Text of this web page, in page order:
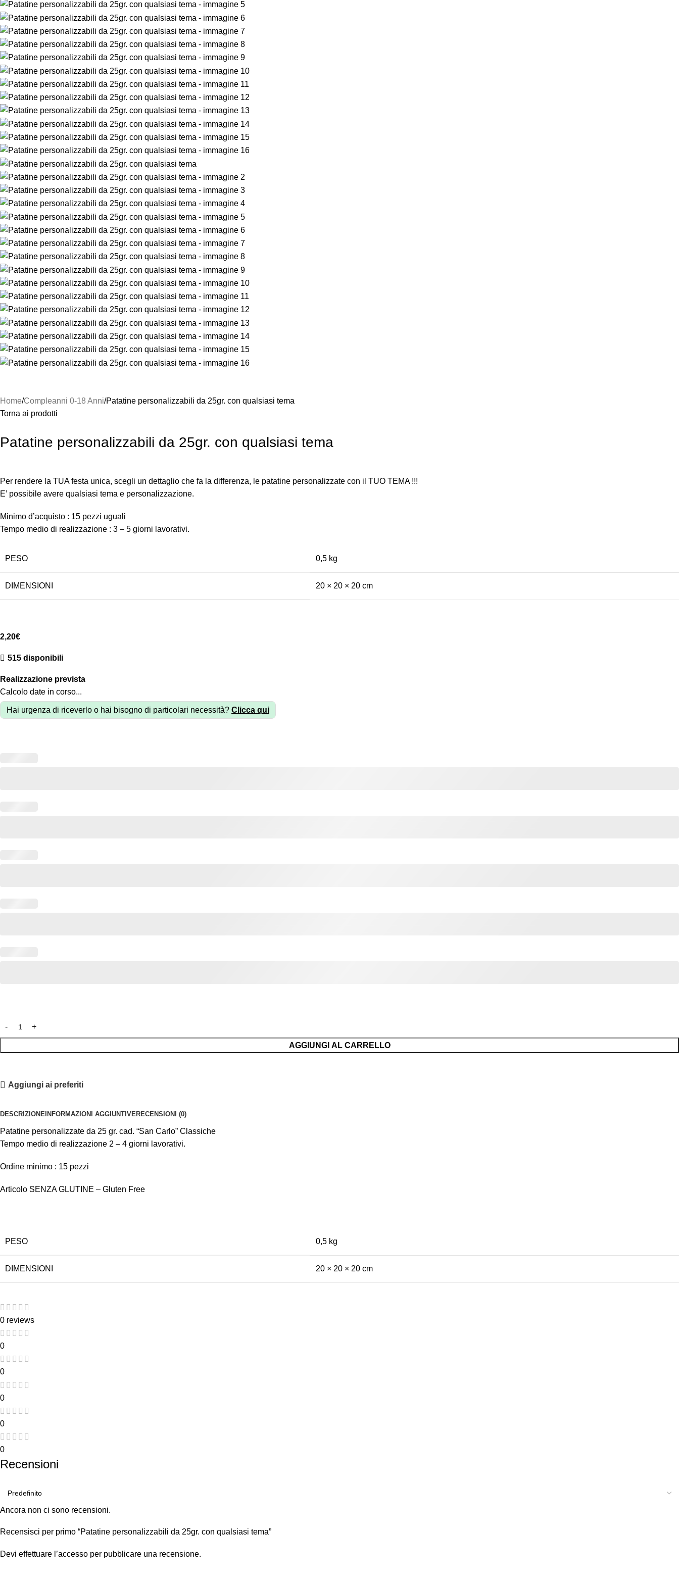
Home Compleanni 0-18 Anni Patatine personalizzabili da 25gr. con qualsiasi tema
Torna ai prodotti
Patatine personalizzabili da 25gr. con qualsiasi tema
Per rendere la TUA festa unica, scegli un dettaglio che fa la differenza, le patatine personalizzate con il TUO TEMA !!!
E’ possibile avere qualsiasi tema e personalizzazione.
Minimo d’acquisto : 15 pezzi uguali
Tempo medio di realizzazione : 3 – 5 giorni lavorativi.
PESO 0,5 kg
DIMENSIONI 20 × 20 × 20 cm
2,20€
515 disponibili
Realizzazione prevista
Calcolo date in corso...
Hai urgenza di riceverlo o hai bisogno di particolari necessità? Clicca qui
AGGIUNGI AL CARRELLO
Aggiungi ai preferiti
DESCRIZIONE INFORMAZIONI AGGIUNTIVERECENSIONI (0)
Patatine personalizzate da 25 gr. cad. “San Carlo” Classiche
Tempo medio di realizzazione 2 – 4 giorni lavorativi.
Ordine minimo : 15 pezzi
Articolo SENZA GLUTINE – Gluten Free
PESO 0,5 kg
DIMENSIONI 20 × 20 × 20 cm
0 reviews
0
0
0
0
0
Recensioni
Ancora non ci sono recensioni.
Recensisci per primo “Patatine personalizzabili da 25gr. con qualsiasi tema”
Devi effettuare l’accesso per pubblicare una recensione.